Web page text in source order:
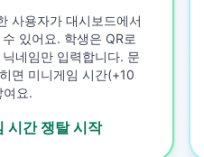
사용자가 대시보드에서
있어요. 학생은 QR로
네임만 입력합니다. 문
면 미니게임 시간(+10
여요.
시간 쟁탈시작